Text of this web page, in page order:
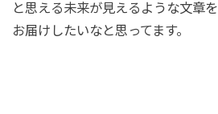
と思える未来が見えるような文章を
お届けしたいなと思ってます。